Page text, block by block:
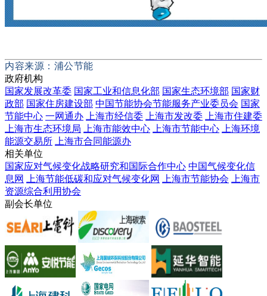
内容来源：浦公节能
政府机构
国家发展改革委 国家工业和信息化部 国家生态环境部 国家财
政部 国家住房建设部 中国节能协会节能服务产业委员会 国家
节能中心 一网通办 上海市经信委 上海市发改委
上海市住建委
上海市生态环境局
上海市能效中心 上海市节能中心
上海环境
能源交易所
上海市合同能源办
相关单位
国家应对气候变化战略研究和国际合作中心 中国气候变化信
息网
上海节能低碳和应对气候变化网 上海市节能协会
上海市
资源综合利用协会
副会长单位